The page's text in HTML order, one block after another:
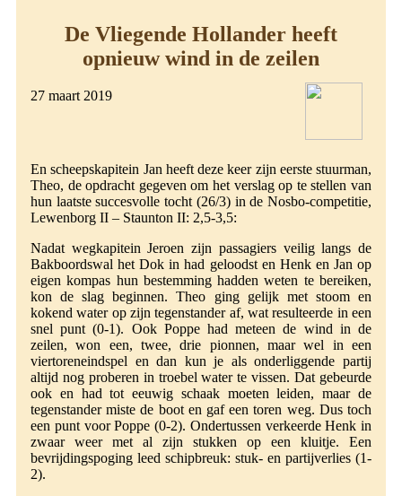
De Vliegende Hollander heeft
opnieuw wind in de zeilen
27 maart 2019
En scheepskapitein Jan heeft deze keer zijn eerste stuurman,
Theo, de opdracht gegeven om het verslag op te stellen van
hun laatste succesvolle tocht (26/3) in de Nosbo-competitie,
Lewenborg II – Staunton II: 2,5-3,5:
Nadat wegkapitein Jeroen zijn passagiers veilig langs de
Bakboordswal het Dok in had geloodst en Henk en Jan op
eigen kompas hun bestemming hadden weten te bereiken,
kon de slag beginnen. Theo ging gelijk met stoom en
kokend water op zijn tegenstander af, wat resulteerde in een
snel punt (0-1). Ook Poppe had meteen de wind in de
zeilen, won een, twee, drie pionnen, maar wel in een
viertoreneindspel en dan kun je als onderliggende partij
altijd nog proberen in troebel water te vissen. Dat gebeurde
ook en had tot eeuwig schaak moeten leiden, maar de
tegenstander miste de boot en gaf een toren weg. Dus toch
een punt voor Poppe (0-2). Ondertussen verkeerde Henk in
zwaar weer met al zijn stukken op een kluitje. Een
bevrijdingspoging leed schipbreuk: stuk- en partijverlies (1-
2).